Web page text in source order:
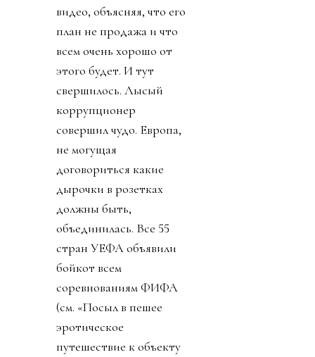
видео, объясняя, что его
план не продажа и что
всем очень хорошо от
этого будет. И тут
свершилось. Лысый
коррупционер
совершил чудо. Европа,
не могущая
договориться какие
дырочки в розетках
должны быть,
объединилась. Все 55
стран УЕФА объявили
бойкот всем
соревнованиям ФИФА
(см. «Посыл в пешее
эротическое
путешествие к объекту